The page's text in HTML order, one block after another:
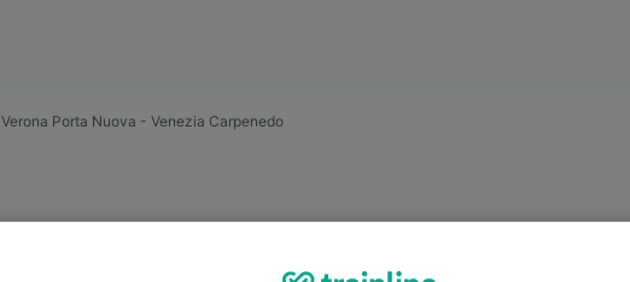
Verona Porta Nuova - Venezia Carpenedo